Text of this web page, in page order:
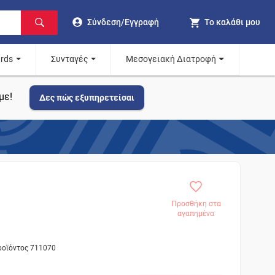
Σύνδεση/Εγγραφή Το καλάθι μου
Συνταγές Μεσογειακή Διατροφή
Δες πώς εξυπηρετείσαι
Προσθήκη στα
αγαπημένα
711070